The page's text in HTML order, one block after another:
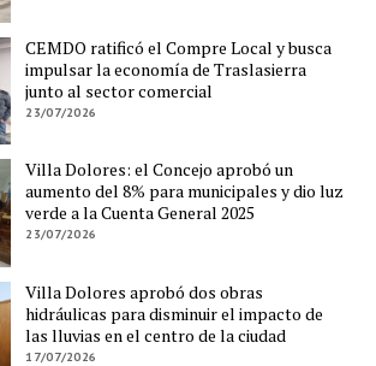
CEMDO ratificó el Compre Local y busca
impulsar la economía de Traslasierra
junto al sector comercial
23/07/2026
Villa Dolores: el Concejo aprobó un
aumento del 8% para municipales y dio luz
verde a la Cuenta General 2025
23/07/2026
Villa Dolores aprobó dos obras
hidráulicas para disminuir el impacto de
las lluvias en el centro de la ciudad
17/07/2026